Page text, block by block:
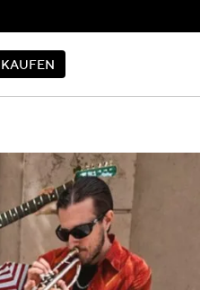
KAU F E N
KAUFEN